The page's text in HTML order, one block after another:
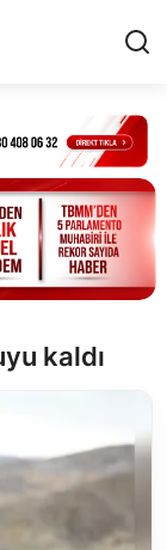
kaldı